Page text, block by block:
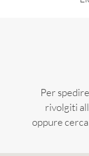
Per
rivolgiti
oppure